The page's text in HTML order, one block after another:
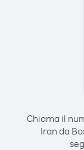
Chiama il
Iran da